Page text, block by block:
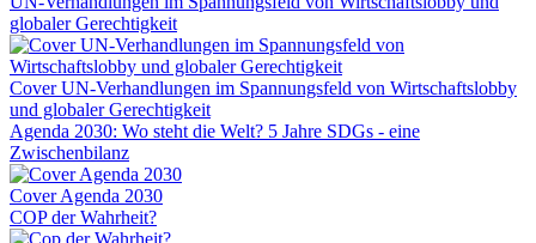
globaler Gerechtigkeit
Cover UN-Verhandlungen im Spannungsfeld von Wirtschaftslobby
und globaler Gerechtigkeit
Agenda 2030: Wo steht die Welt? 5 Jahre SDGs - eine
Zwischenbilanz
Cover Agenda 2030
COP der Wahrheit?